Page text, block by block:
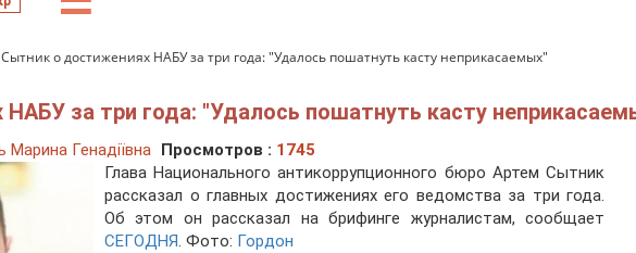
Сытник о достижениях НАБУ за три года: "Удалось пошатнуть касту неприкасаемых"
за три года: "Удалось пошатнуть касту
Марина Генадіївна Просмотров : 1745
Глава Национального антикоррупционного бюро Артем Сытник
рассказал о главных достижениях его ведомства за три года.
Об этом он рассказал на брифинге журналистам, сообщает
СЕГОДНЯ. Фото: Гордон